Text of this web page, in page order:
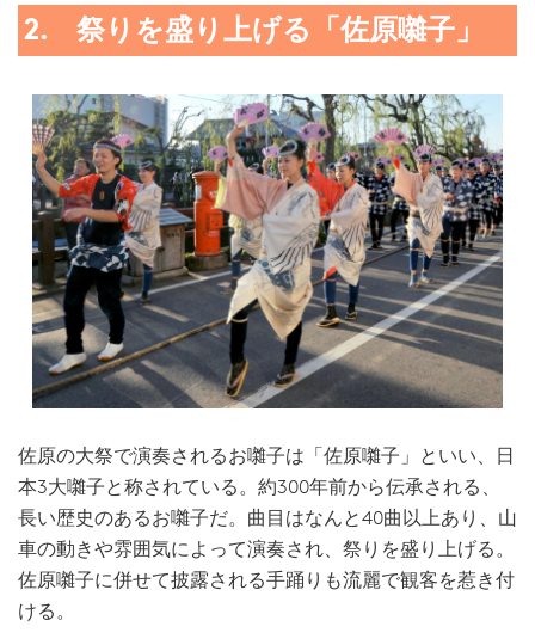
2. 祭りを盛り上げる「佐原囃子」
佐原の大祭で演奏されるお囃子は「佐原囃子」といい、日
本3大囃子と称されている。約300年前から伝承される、
長い歴史のあるお囃子だ。曲目はなんと40曲以上あり、山
車の動きや雰囲気によって演奏され、祭りを盛り上げる。
佐原囃子に併せて披露される手踊りも流麗で観客を惹き付
ける。